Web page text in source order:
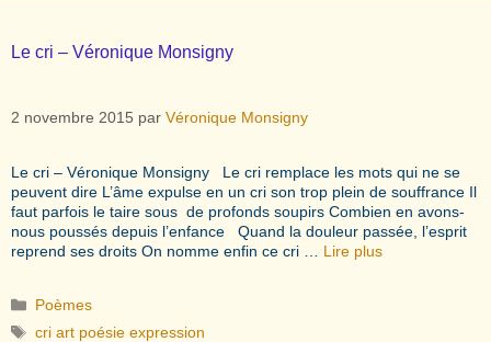
Le cri – Véronique Monsigny
2 novembre 2015 par Véronique Monsigny
Le cri – Véronique Monsigny Le cri remplace les mots qui ne se
peuvent dire L’âme expulse en un cri son trop plein de souffrance Il
faut parfois le taire sous de profonds soupirs Combien en avons-
nous poussés depuis l’enfance Quand la douleur passée, l’esprit
reprend ses droits On nomme enfin ce cri … Lire plus
Catégories
Poèmes
Étiquettes
cri art poésie expression